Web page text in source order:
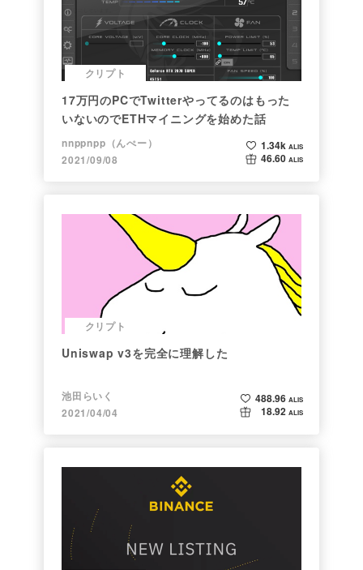
クリプト
17万円のPCでTwitterやってるのはもった
いないのでETHマイニングを始めた話
nnppnpp（んぺー）
2021/09/08
1.34k ALIS
46.60 ALIS
クリプト
Uniswap v3を完全に理解した
池田らいく
2021/04/04
488.96 ALIS
18.92 ALIS